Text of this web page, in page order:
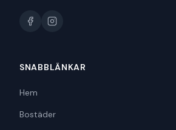
SNABBLÄNKAR
Hem
Bostäder